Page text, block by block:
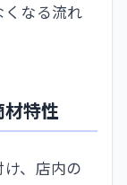
なる流れ
特性
、店内の